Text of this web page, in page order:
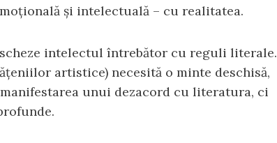
și intelectuală – cu realitatea.
intelectul întrebător cu reguli literale.
artistice) necesită o minte deschisă,
unui dezacord cu literatura, ci